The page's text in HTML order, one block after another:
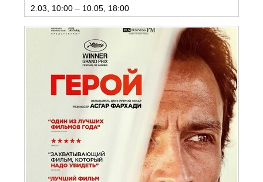
2.03, 10:00 – 10.05, 18:00